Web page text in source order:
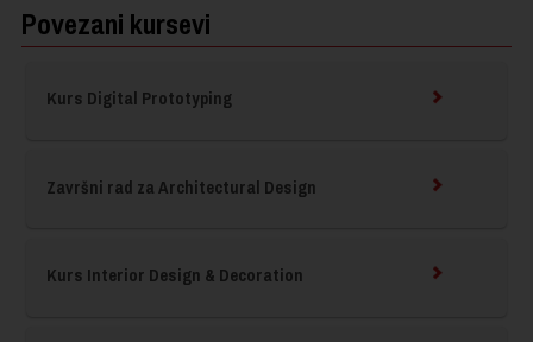
Povezani kursevi
Kurs Digital Prototyping
Završni rad za Architectural Design
Kurs Interior Design & Decoration